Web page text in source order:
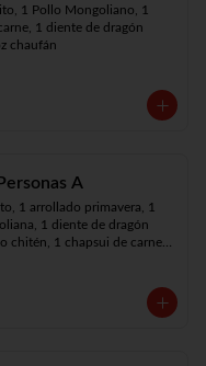
1 Pollo Mongoliano, 1
1 diente de dragón
chaufán
A
1 arrollado primavera, 1
1 diente de dragón
chitén, 1 chapsui de carne,